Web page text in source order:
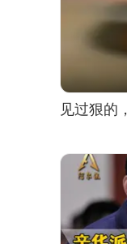
见过狠的